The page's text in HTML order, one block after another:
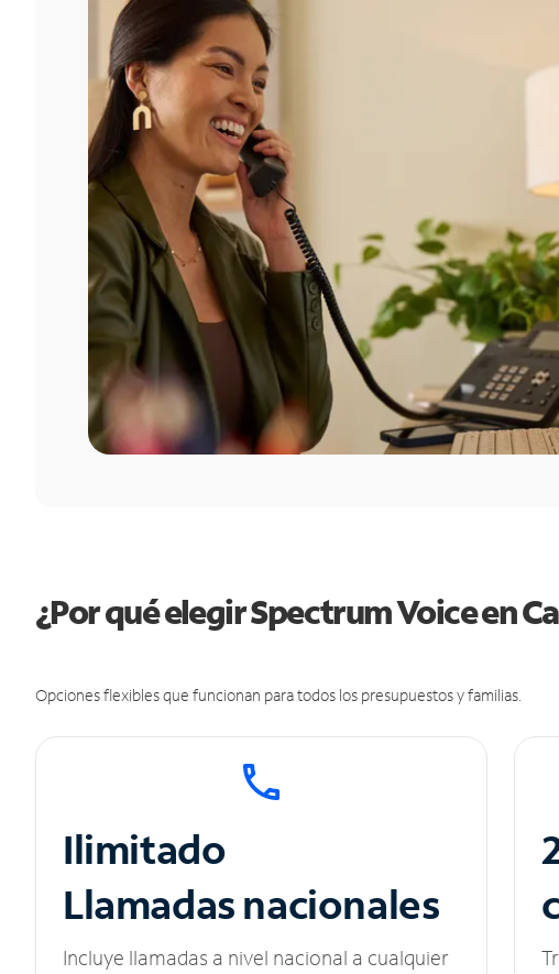
¿Por qué elegir Spectrum Voice en
Opciones flexibles que funcionan para todos los presupuestos y familias.
Ilimitado
Llamadas nacionales
Incluye llamadas a nivel nacional a cualquier